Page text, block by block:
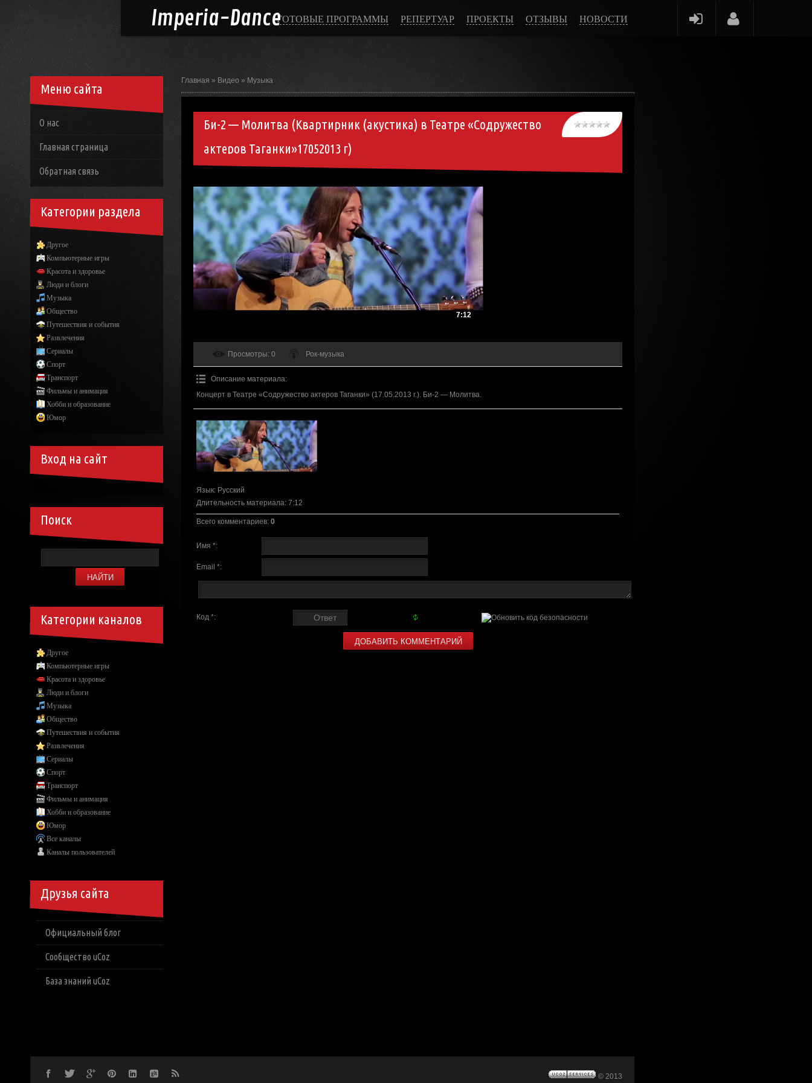
Imperia-DanceГОТОВЫЕ ПРОГРАММЫ РЕПЕРТУАР ПРОЕКТЫ ОТЗЫВЫ НОВОСТИ
Главная » Видео » Музыка
Би-2 — Молитва (Квартирник (акустика) в Театре «Содружество
актеров Таганки»17052013 г)
7:12
Просмотры: 0 Рок-музыка
Описание материала:
Концерт в Театре «Содружество актеров Таганки» (17.05.2013 г.). Би-2 — Молитва.
Язык: Русский
Длительность материала: 7:12
Всего комментариев: 0
Имя *:
Email *:
Код *:
Меню сайта
О нас
Главная страница
Обратная связь
Категории раздела
Другое
Компьютерные игры
Красота и здоровье
Люди и блоги
Музыка
Общество
Путешествия и события
Развлечения
Сериалы
Спорт
Транспорт
Фильмы и анимация
Хобби и образование
Юмор
Вход на сайт
Поиск
Категории каналов
Другое
Компьютерные игры
Красота и здоровье
Люди и блоги
Музыка
Общество
Путешествия и события
Развлечения
Сериалы
Спорт
Транспорт
Фильмы и анимация
Хобби и образование
Юмор
Все каналы
Каналы пользователей
Друзья сайта
Официальный блог
Сообщество uCoz
База знаний uCoz
© 2013